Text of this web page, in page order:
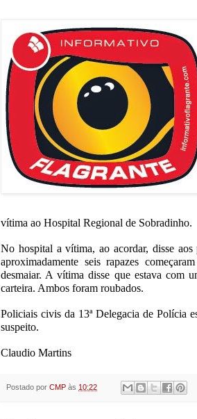
vítima ao Hospital Regional de Sobradinho.
No hospital a vítima, ao acordar, disse
aproximadamente seis rapazes
desmaiar. A vítima disse que estava com
carteira. Ambos foram roubados.
Policiais civis da 13ª Delegacia de Polícia
suspeito.
Claudio Martins
Postado por CMP às 10:22